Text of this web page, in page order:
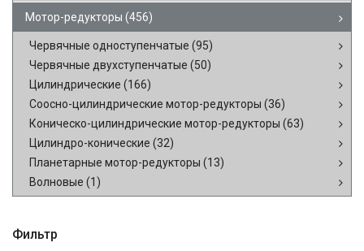
Мотор-редукторы (456)
Червячные одноступенчатые (95)
Червячные двухступенчатые (50)
Цилиндрические (166)
Соосно-цилиндрические мотор-редукторы (36)
Коническо-цилиндрические мотор-редукторы (63)
Цилиндро-конические (32)
Планетарные мотор-редукторы (13)
Волновые (1)
Фильтр